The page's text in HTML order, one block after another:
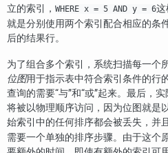
立的索引， WHERE x = 5 AND y = 6这
就是分别使用两个索引配合相应的条
后的结果行。
为了组合多个索引，系统扫描每一个
位图用于指示表中符合索引条件的行
查询的需要“与”和“或”起来。最后，
将被以物理顺序访问，因为位图就是
始索引中的任何排序都会被丢失，并
需要一个单独的排序步骤。由于这个